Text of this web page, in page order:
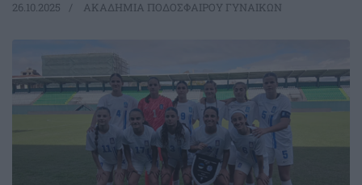
26.10.2025 ΑΚΑΔΗΜΙΑ ΠΟΔΟΣΦΑΙΡΟΥ ΓΥΝΑΙΚΩΝ